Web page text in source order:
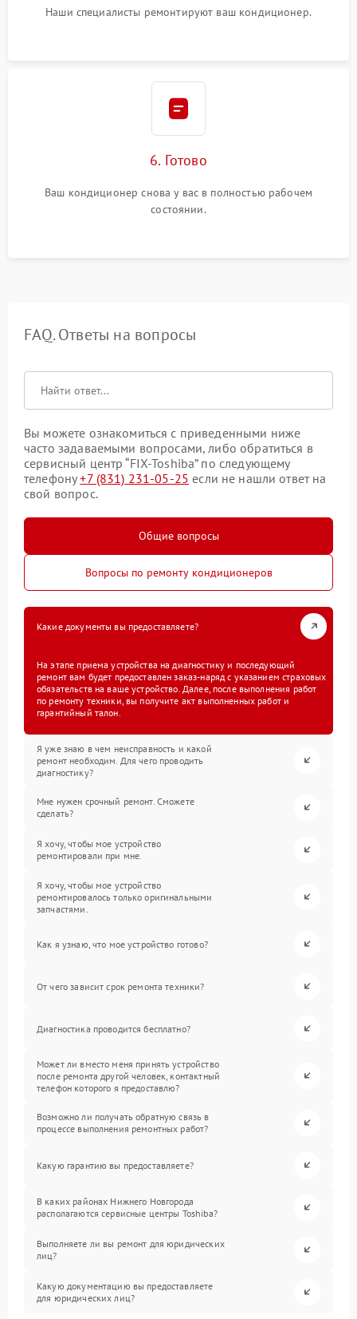
Наши специалисты ремонтируют ваш кондиционер.
6. Готово
Ваш кондиционер снова у вас в полностью рабочем
состоянии.
FAQ. Ответы на вопросы
Вы можете ознакомиться с приведенными ниже
часто задаваемыми вопросами, либо обратиться в
сервисный центр “FIX-Toshiba” по следующему
телефону+7 (831) 231-05-25 если не нашли ответ на
свой вопрос.
Общие вопросы
Вопросы по ремонту кондиционеров
Какие документы вы предоставляете?
На этапе приема устройства на диагностику и последующий
ремонт вам будет предоставлен заказ-наряд с указанием страховых
обязательств на ваше устройство. Далее, после выполнения работ
по ремонту техники, вы получите акт выполненных работ и
гарантийный талон.
Я уже знаю в чем неисправность и какой
ремонт необходим. Для чего проводить
диагностику?
Мне нужен срочный ремонт. Сможете
сделать?
Я хочу, чтобы мое устройство
ремонтировали при мне.
Я хочу, чтобы мое устройство
ремонтировалось только оригинальными
запчастями.
Как я узнаю, что мое устройство готово?
От чего зависит срок ремонта техники?
Диагностика проводится бесплатно?
Может ли вместо меня принять устройство
после ремонта другой человек, контактный
телефон которого я предоставлю?
Возможно ли получать обратную связь в
процессе выполнения ремонтных работ?
Какую гарантию вы предоставляете?
В каких районах Нижнего Новгорода
располагаются сервисные центры Toshiba?
Выполняете ли вы ремонт для юридических
лиц?
Какую документацию вы предоставляете
для юридических лиц?